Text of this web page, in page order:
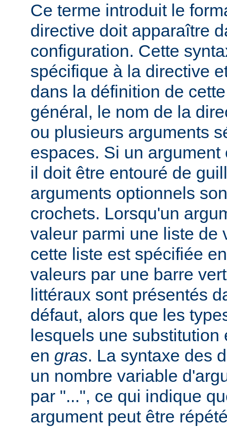
Ce terme introduit le
directive doit apparaître
configuration. Cette
spécifique à la directive
dans la définition de
général, le nom de la
ou plusieurs arguments
espaces. Si un
il doit être entouré de
arguments optionnels
crochets. Lorsqu'un
valeur parmi une liste de
cette liste est spécifiée
valeurs par une barre
littéraux sont présentés
défaut, alors que les
lesquels une substitution
en gras. La syntaxe des
un nombre variable
par "...", ce qui indique
argument peut être